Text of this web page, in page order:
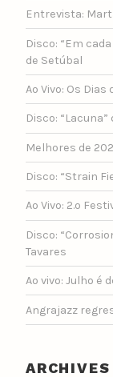
Entrevista:
Disco: “Em
de Setúbal
Ao Vivo: Os Dias
Disco:
Melhores de
Disco: “Strain
Ao Vivo: 2.º
Disco:
Tavares
Ao vivo: Julho é
Angrajazz
ARCHIVES